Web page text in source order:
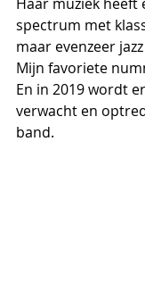
spectrum met
maar evenzeer
Mijn favoriete
En in 2019 wordt
verwacht en
band.